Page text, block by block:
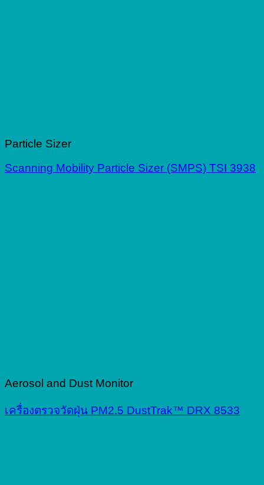
Particle Sizer
Scanning Mobility Particle Sizer (SMPS) TSI 3938
Aerosol and Dust Monitor
เครื่องตรวจวัดฝุ่น PM2.5 DustTrak™ DRX 8533